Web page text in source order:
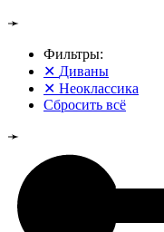
➛
Фильтры:
✕ Диваны
✕ Неоклассика
Сбросить всё
➛